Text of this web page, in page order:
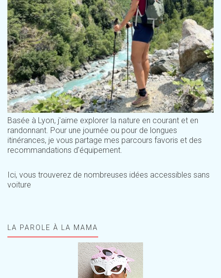
Basée à Lyon, j'aime explorer la nature en courant et en
randonnant. Pour une journée ou pour de longues
itinérances, je vous partage mes parcours favoris et des
recommandations d'équipement.
Ici, vous trouverez de nombreuses idées accessibles sans
voiture
LA PAROLE À LA MAMA